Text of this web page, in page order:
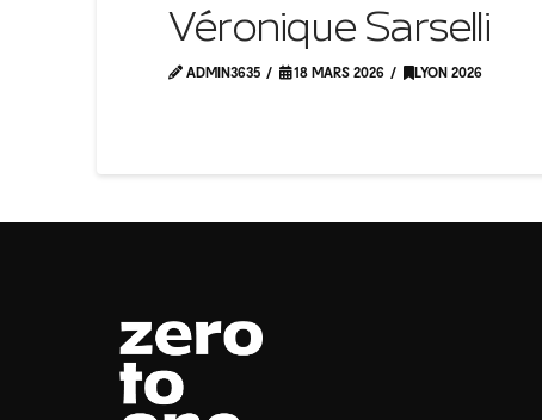
Véronique Sarselli
ADMIN3635 18 MARS 2026 LYON 2026